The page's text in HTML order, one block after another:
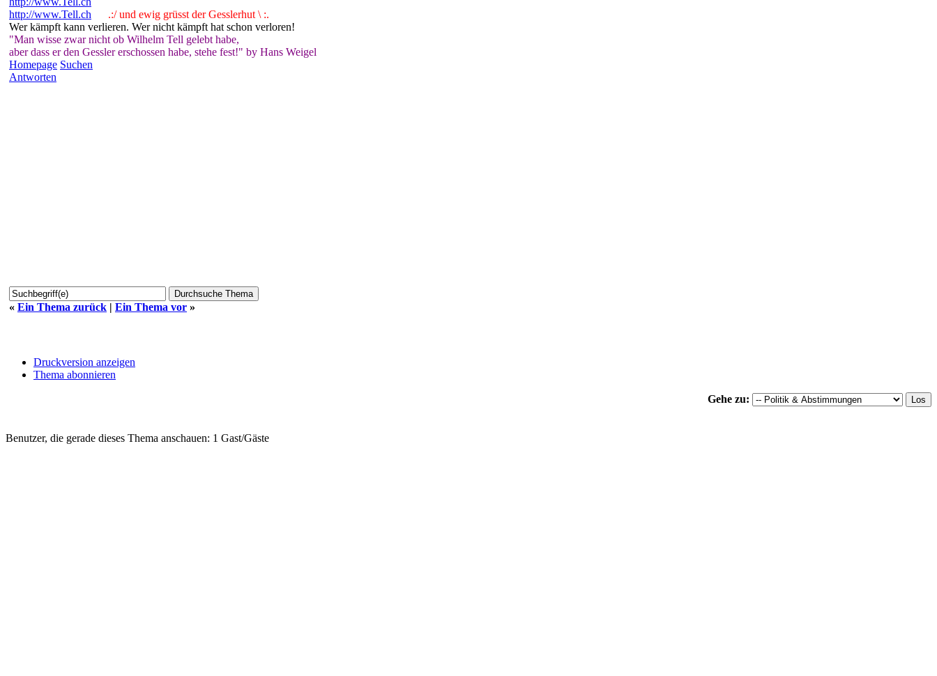
http://www.Tell.ch
.:/ und ewig grüsst der Gesslerhut \ :.
Wer kämpft kann verlieren. Wer nicht kämpft hat schon verloren!
"Man wisse zwar nicht ob Wilhelm Tell gelebt habe,
aber dass er den Gessler erschossen habe, stehe fest!" by Hans Weigel
Homepage Suchen
Antworten
« Ein Thema zurück | Ein Thema vor »
Druckversion anzeigen
Thema abonnieren
Gehe zu:
Benutzer, die gerade dieses Thema anschauen: 1 Gast/Gäste